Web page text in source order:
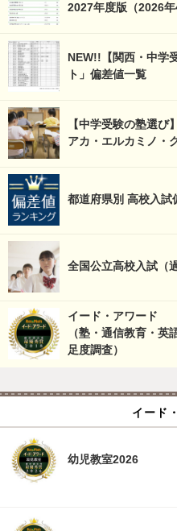
2027年度版（2026年
NEW!!【関西・中学
ト」偏差値一覧
【中学受験の塾選
アカ・エルカミノ・
都道府県別 高校入試
全国公立高校入試（
イード・アワード
（塾・通信教育・
足度調査）
イード
幼児教室2026